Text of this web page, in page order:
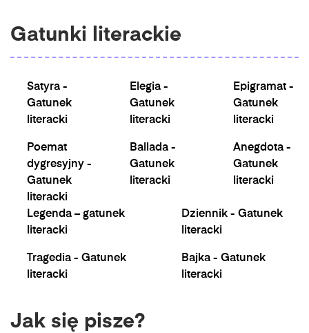
Gatunki literackie
Satyra -
Gatunek
literacki
Poemat
dygresyjny -
Gatunek
literacki
Elegia -
Gatunek
literacki
Ballada -
Gatunek
literacki
Epigramat -
Gatunek
literacki
Anegdota -
Gatunek
literacki
Legenda – gatunek
literacki
Tragedia - Gatunek
literacki
Dziennik - Gatunek
literacki
Bajka - Gatunek
literacki
Jak się pisze?